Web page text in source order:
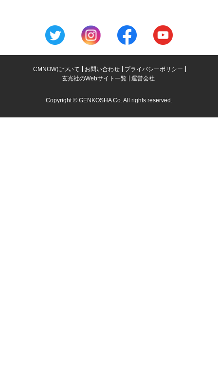
CMNOWについて お問い合わせ
プライバシーポリシー
玄光社のWebサイト一覧
運営会社
Copyright © GENKOSHA Co. All rights reserved.